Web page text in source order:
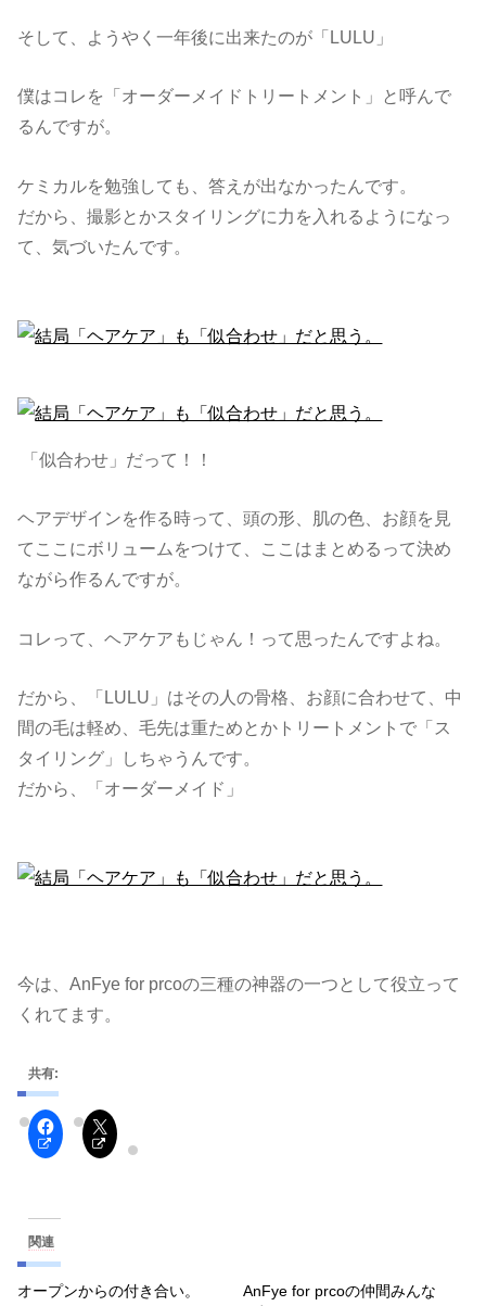
そして、ようやく一年後に出来たのが「LULU」
僕はコレを「オーダーメイドトリートメント」と呼んで
るんですが。
ケミカルを勉強しても、答えが出なかったんです。
だから、撮影とかスタイリングに力を入れるようになっ
て、気づいたんです。
「似合わせ」だって！！
ヘアデザインを作る時って、頭の形、肌の色、お顔を見
てここにボリュームをつけて、ここはまとめるって決め
ながら作るんですが。
コレって、ヘアケアもじゃん！って思ったんですよね。
だから、「LULU」はその人の骨格、お顔に合わせて、中
間の毛は軽め、毛先は重ためとかトリートメントで「ス
タイリング」しちゃうんです。
だから、「オーダーメイド」
今は、AnFye for prcoの三種の神器の一つとして役立って
くれてます。
共有:
関連
オープンからの付き合い。
AnFye for prcoの仲間みんな